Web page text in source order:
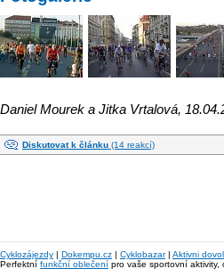
Daniel Mourek a Jitka Vrtalová,
Diskutovat k článku (14 reakcí)
Cyklozájezdy | Dokempu.cz | Cyklobazar| Aktivni
Perfektní funkční oblečení pro vaše sportovní aktivity,